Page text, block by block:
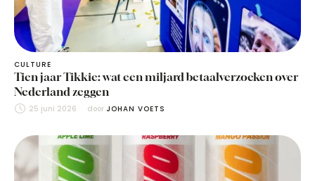
CULTURE
Tien jaar Tikkie: wat een miljard betaalverzoeken over
Nederland zeggen
25 juni 2026 door JOHAN VOETS